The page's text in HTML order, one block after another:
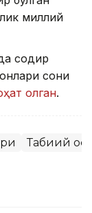
миллий
содир
сони
олган.
Табиий